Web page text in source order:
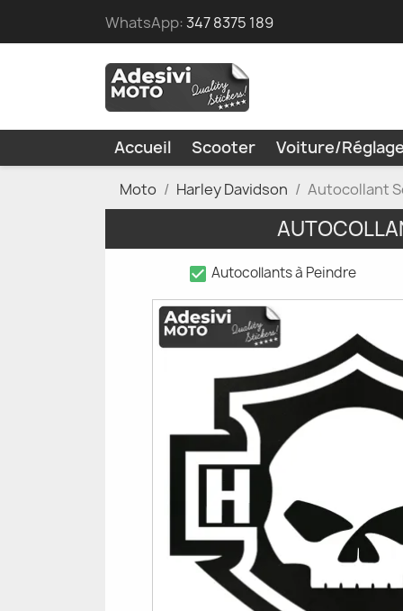
WhatsApp:347 8375 189
Accueil Scooter Voiture/
Moto Harley Davidson Autocollant
check_box Autocollants à Peindre